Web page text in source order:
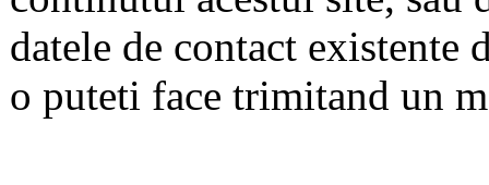
datele de contact existente
o puteti face trimitand un